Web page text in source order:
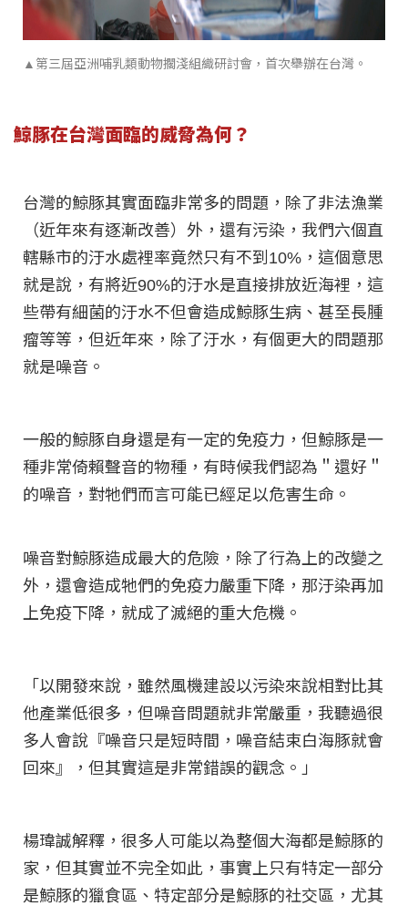
▲第三屆亞洲哺乳類動物擱淺組織研討會，首次舉辦在台灣。
鯨豚在台灣面臨的威脅為何？
台灣的鯨豚其實面臨非常多的問題，除了非法漁業
（近年來有逐漸改善）外，還有污染，我們六個直
轄縣市的汙水處裡率竟然只有不到10%，這個意思
就是說，有將近90%的汙水是直接排放近海裡，這
些帶有細菌的汙水不但會造成鯨豚生病、甚至長腫
瘤等等，但近年來，除了汙水，有個更大的問題那
就是噪音。
一般的鯨豚自身還是有一定的免疫力，但鯨豚是一
種非常倚賴聲音的物種，有時候我們認為＂還好＂
的噪音，對牠們而言可能已經足以危害生命。
噪音對鯨豚造成最大的危險，除了行為上的改變之
外，還會造成牠們的免疫力嚴重下降，那汙染再加
上免疫下降，就成了滅絕的重大危機。
「以開發來說，雖然風機建設以污染來說相對比其
他產業低很多，但噪音問題就非常嚴重，我聽過很
多人會說『噪音只是短時間，噪音結束白海豚就會
回來』，但其實這是非常錯誤的觀念。」
楊瑋誠解釋，很多人可能以為整個大海都是鯨豚的
家，但其實並不完全如此，事實上只有特定一部分
是鯨豚的獵食區、特定部分是鯨豚的社交區，尤其